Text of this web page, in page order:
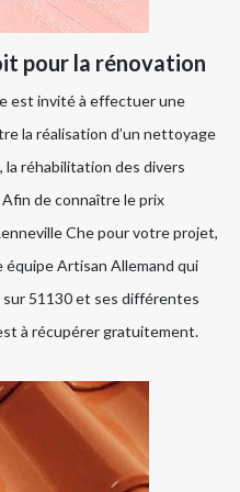
pour la rénovation
est invité à effectuer une
la réalisation d’un nettoyage
réhabilitation des divers
de connaître le prix
Che pour votre projet,
équipe Artisan Allemand qui
51130 et ses différentes
à récupérer gratuitement.